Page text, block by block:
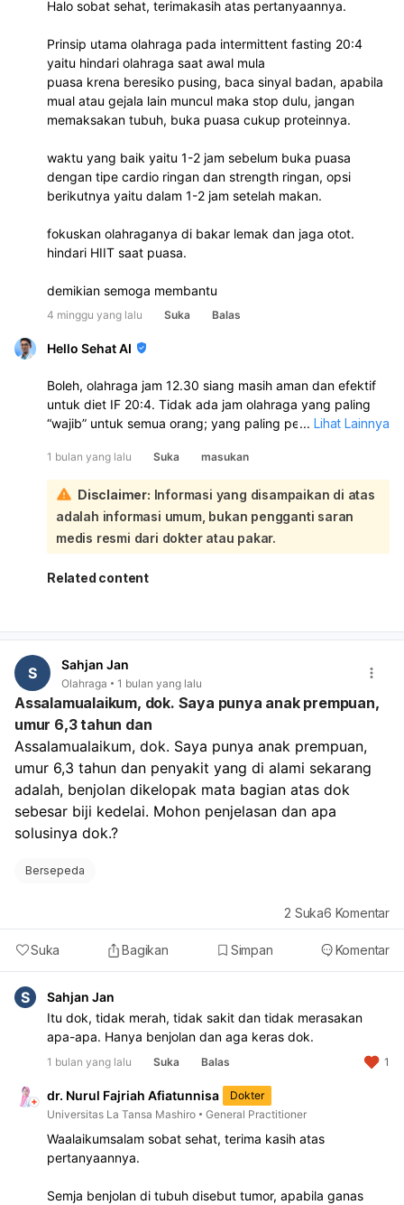
Halo sobat sehat, terimakasih atas pertanyaannya.
Prinsip utama olahraga pada intermittent fasting 20:4
yaitu hindari olahraga saat awal mula
puasa krena beresiko pusing, baca sinyal badan, apabila
mual atau gejala lain muncul maka stop dulu, jangan
memaksakan tubuh, buka puasa cukup proteinnya.
waktu yang baik yaitu 1-2 jam sebelum buka puasa
dengan tipe cardio ringan dan strength ringan, opsi
berikutnya yaitu dalam 1-2 jam setelah makan.
fokuskan olahraganya di bakar lemak dan jaga otot.
hindari HIIT saat puasa.
demikian semoga membantu
4 minggu yang lalu Suka Balas
Hello Sehat AI
Boleh, olahraga jam 12.30 siang masih aman dan efektif
untuk diet IF 20:4. Tidak ada jam olahraga yang paling
“wajib” untuk semua orang; yang paling penting adalah
kalori. Untuk IF, banyak orang cocok olahraga 1–2 jam
sebelum buka puasa karena setelahnya bisa langsung
makan dan pemulihan lebih baik. Jika Anda merasa lemas
saat latihan puasa, pindahkan ke sore menjelang jam
makan atau setelah buka puasa. Untuk angkat beban
dan HIIT, pastikan durasinya tidak terlalu panjang saat
perut kosong, cukup hidrasi, dan utamakan latihan yang
tetap ditentukan oleh total kalori harian dan konsistensi
sebaiknya ubah jadwal latihan dan pertimbangkan
konsultasi.
... Lihat Lainnya
1 bulan yang lalu Suka masukan
Disclaimer: Informasi yang disampaikan di atas
adalah informasi umum, bukan pengganti saran
medis resmi dari dokter atau pakar.
Related content
S Sahjan Jan
Olahraga 1 bulan yang lalu
Assalamualaikum, dok. Saya punya anak prempuan,
umur 6,3 tahun dan
Assalamualaikum, dok. Saya punya anak prempuan,
umur 6,3 tahun dan penyakit yang di alami sekarang
adalah, benjolan dikelopak mata bagian atas dok
sebesar biji kedelai. Mohon penjelasan dan apa
solusinya dok.?
Bersepeda
Suka Bagikan Simpan Komentar
2 Suka6 Komentar
S
Sahjan Jan
Itu dok, tidak merah, tidak sakit dan tidak merasakan
apa-apa. Hanya benjolan dan aga keras dok.
1 bulan yang lalu Suka Balas 1
dr. Nurul Fajriah Afiatunnisa
Dokter
Universitas La Tansa Mashiro
General Practitioner
Waalaikumsalam sobat sehat, terima kasih atas
pertanyaannya.
Semja benjolan di tubuh disebut tumor, apabila ganas